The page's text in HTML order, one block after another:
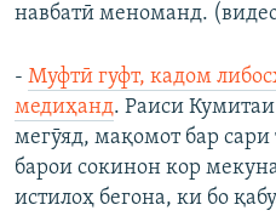
навбатӣ меноманд.
- Муфтӣ гуфт, кадом
медиҳанд. Раиси
мегӯяд, мақомот бар
барои сокинон кор
истилоҳ бегона, ки бо